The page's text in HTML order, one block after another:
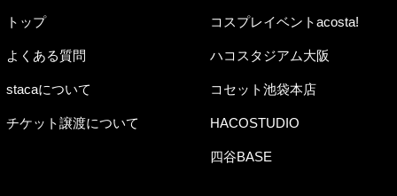
トップ
よくある質問
stacaについて
チケット譲渡について
コスプレイベントacosta!
ハコスタジアム大阪
コセット池袋本店
HACOSTUDIO
四谷BASE